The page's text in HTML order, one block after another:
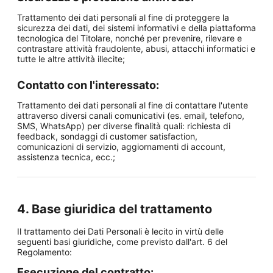
Trattamento dei dati personali al fine di proteggere la
sicurezza dei dati, dei sistemi informativi e della piattaforma
tecnologica del Titolare, nonché per prevenire, rilevare e
contrastare attività fraudolente, abusi, attacchi informatici e
tutte le altre attività illecite;
Contatto con l'interessato:
Trattamento dei dati personali al fine di contattare l'utente
attraverso diversi canali comunicativi (es. email, telefono,
SMS, WhatsApp) per diverse finalità quali: richiesta di
feedback, sondaggi di customer satisfaction,
comunicazioni di servizio, aggiornamenti di account,
assistenza tecnica, ecc.;
4. Base giuridica del trattamento
Il trattamento dei Dati Personali è lecito in virtù delle
seguenti basi giuridiche, come previsto dall'art. 6 del
Regolamento: